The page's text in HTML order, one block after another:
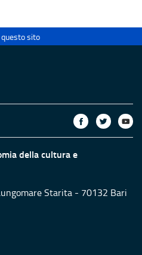
sito
della cultura e
Starita - 70132 Bari